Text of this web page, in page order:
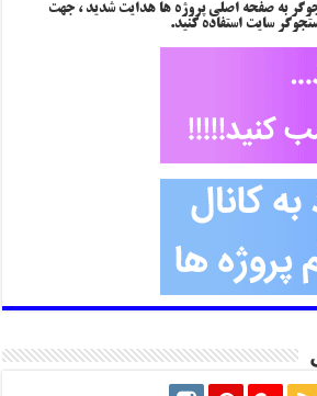
به صفحه اصلی پروژه ها هدایت شدید ، جهت
سایت استفاده کنید.